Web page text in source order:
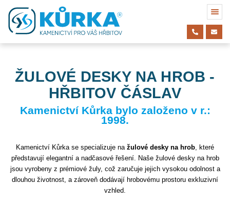
ŽULOVÉ DESKY NA HROB -
HŘBITOV ČÁSLAV
Kamenictví Kůrka bylo založeno v r.:
1998.
Kamenictví Kůrka se specializuje na žulové desky na hrob , které
představují elegantní a nadčasové řešení. Naše žulové desky na hrob
jsou vyrobeny z prémiové žuly, což zaručuje jejich vysokou odolnost a
dlouhou životnost, a zároveň dodávají hrobovému prostoru exkluzivní
vzhled.